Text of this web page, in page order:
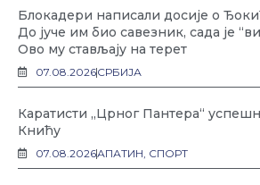
Блокадери написали досије о
До јуче им био савезник, сада је
Ово му стављају на терет
07.08.2026СРБИЈА
Каратисти „Црног Пантера“
Книћу
07.08.2026АПАТИН, СПОРТ